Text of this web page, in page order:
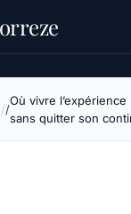
Où vivre
sans quitter son